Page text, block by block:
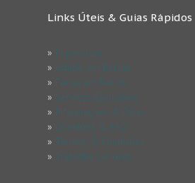
Links Úteis & Guias Rápidos
»
»
»
»
»
»
»
»